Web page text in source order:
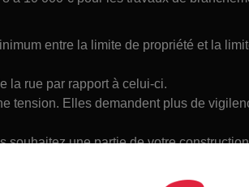
entre la limite de propriété et la
la rue par rapport à celui-ci.
tension. Elles demandent plus de
souhaitez une partie de votre